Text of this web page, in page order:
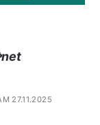
27.11.2025